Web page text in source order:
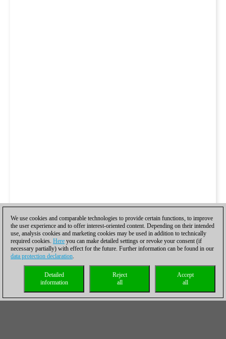
We use cookies and comparable technologies to provide certain functions, to improve
the user experience and to offer interest-oriented content. Depending on their intended
use, analysis cookies and marketing cookies may be used in addition to technically
required cookies. Here you can make detailed settings or revoke your consent (if
necessary partially) with effect for the future. Further information can be found in our
data protection declaration.
Accept
all
Reject
all
Detailed
information